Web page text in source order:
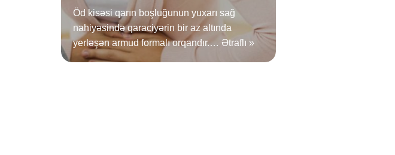
Öd kisəsi qarın boşluğunun yuxarı sağ
nahiyəsində qaraciyərin bir az altında
yerləşən armud formalı orqandır.… Ətraflı »